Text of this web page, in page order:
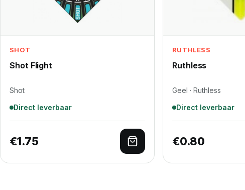
SHOT
Shot Flight
Shot
Direct leverbaar
€1.75 Toevoegen aan winkelwagen
RUTHLESS
Ruthless
Geel · Ruthless
Direct leverbaar
€0.80